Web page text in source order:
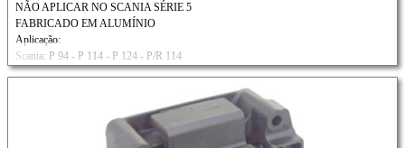
NÃO APLICAR NO SCANIA SÉRIE 5
FABRICADO EM ALUMÍNIO
Aplicação:
Scania: P 94 - P 114 - P 124 - P/R 114
R 124 - T 114 - T 124 - T 164